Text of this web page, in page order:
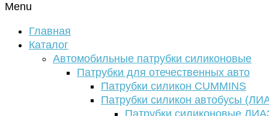
Menu
Главная
Каталог
Автомобильные патрубки силиконовые
Патрубки для отечественных авто
Патрубки силикон CUMMINS
Патрубки силикон автобусы
Патрубки силиконовые